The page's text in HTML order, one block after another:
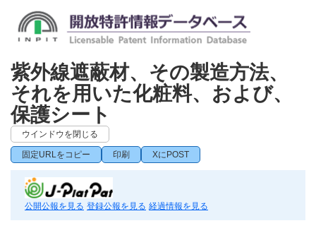
紫外線遮蔽材、その製造方法、
それを用いた化粧料、および、
保護シート
ウインドウを閉じる
固定URLをコピー 印刷 XにPOST
公開公報を見る 登録公報を見る 経過情報を見る